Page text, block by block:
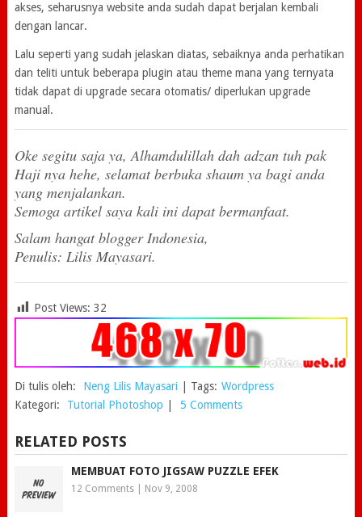
akses, seharusnya website anda sudah dapat berjalan kembali
dengan lancar.
Lalu seperti yang sudah jelaskan diatas, sebaiknya anda perhatikan
dan teliti untuk beberapa plugin atau theme mana yang ternyata
tidak dapat di upgrade secara otomatis/ diperlukan upgrade
manual.
Oke segitu saja ya, Alhamdulillah dah adzan tuh pak
Haji nya hehe, selamat berbuka shaum ya bagi anda
yang menjalankan.
Semoga artikel saya kali ini dapat bermanfaat.
Salam hangat blogger Indonesia,
Penulis: Lilis Mayasari.
Post Views: 32
Di tulis oleh: Neng Lilis Mayasari Tags: Wordpress
Kategori:
Tutorial Photoshop 5 Comments
RELATED POSTS
MEMBUAT FOTO JIGSAW PUZZLE EFEK
12 Comments| Nov 9, 2008